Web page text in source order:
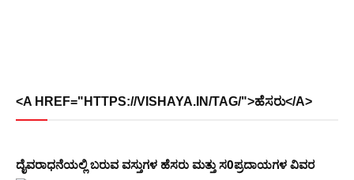
<A HREF="HTTPS://VISHAYA.IN/TAG/">ಹೆಸರು</A>
ದೈವರಾಧನೆಯಲ್ಲಿ ಬರುವ ವಸ್ತುಗಳ ಹೆಸರು ಮತ್ತು ಸ0ಪ್ರದಾಯಗಳ ವಿವರ